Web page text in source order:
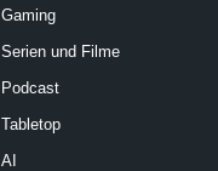
Gaming
Serien und Filme
Podcast
Tabletop
AI